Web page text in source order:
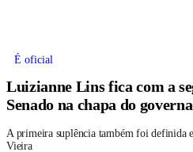
É oficial
Luizianne Lins fica com a
Senado na chapa do
A primeira suplência também foi definida
Vieira